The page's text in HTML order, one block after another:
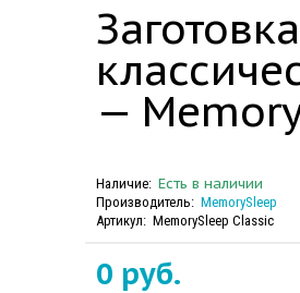
Заготовка
—
Наличие: Есть в наличии
Производитель: MemorySleep
Артикул: MemorySleep Classic
0 руб.